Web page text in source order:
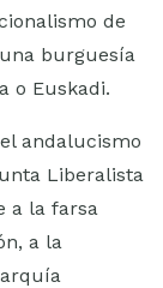
de
burguesía
o Euskadi.
andalucismo
Liberalista
a la farsa
a la